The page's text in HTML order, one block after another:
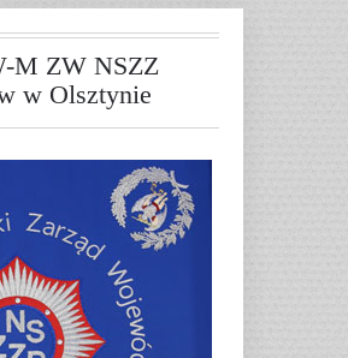
M ZW NSZZ
w Olsztynie